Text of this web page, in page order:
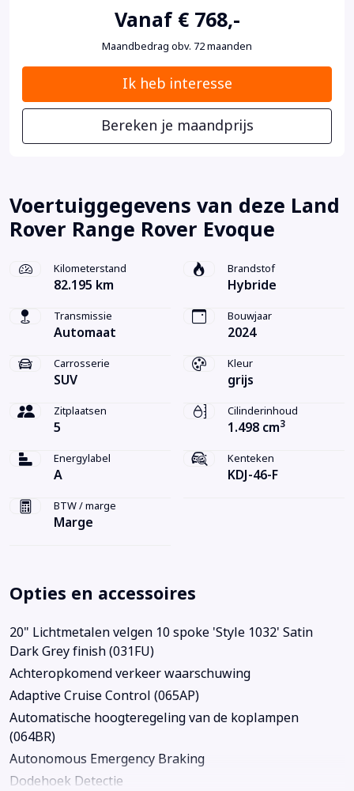
Vanaf € 768,-
Maandbedrag obv. 72 maanden
Ik heb interesse
Bereken je maandprijs
Voertuiggegevens van deze Land
Rover Range Rover Evoque
Kilometerstand
82.195 km
Brandstof
Hybride
Transmissie
Automaat
Bouwjaar
2024
Carrosserie
SUV
Kleur
grijs
Zitplaatsen
5
Cilinderinhoud
1.498 cm3
Energylabel
A
Kenteken
KDJ-46-F
BTW / marge
Marge
Opties en accessoires
20" Lichtmetalen velgen 10 spoke 'Style 1032' Satin
Dark Grey finish (031FU)
Achteropkomend verkeer waarschuwing
Adaptive Cruise Control (065AP)
Automatische hoogteregeling van de koplampen
(064BR)
Autonomous Emergency Braking
Dodehoek Detectie